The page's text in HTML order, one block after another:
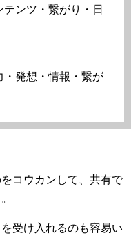
テンツ・繋がり・日
・発想・情報・繋が
コウカンして、共有で
受け入れるのも容易い